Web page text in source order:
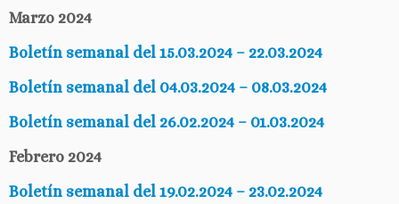
Marzo 2024
Boletín semanal del 15.03.2024 – 22.03.2024
Boletín semanal del 04.03.2024 – 08.03.2024
Boletín semanal del 26.02.2024 – 01.03.2024
Febrero 2024
Boletín semanal del 19.02.2024 – 23.02.2024